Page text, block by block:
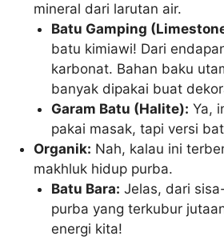
mineral dari larutan air.
Batu Gamping
batu kimiawi! Dari
karbonat. Bahan baku
banyak dipakai buat
Garam Batu (Halite): Ya,
pakai masak, tapi versi
Organik: Nah, kalau ini
makhluk hidup purba.
Batu Bara: Jelas, dari
purba yang terkubur
energi kita!